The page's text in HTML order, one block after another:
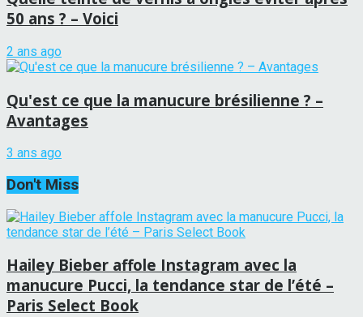
50 ans ? – Voici
2 ans ago
Qu'est ce que la manucure brésilienne ? –
Avantages
3 ans ago
Don't Miss
Hailey Bieber affole Instagram avec la
manucure Pucci, la tendance star de l’été –
Paris Select Book